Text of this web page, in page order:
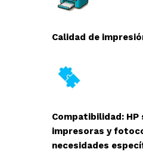
Calidad de
Compatibilidad:
impresoras y
necesidades